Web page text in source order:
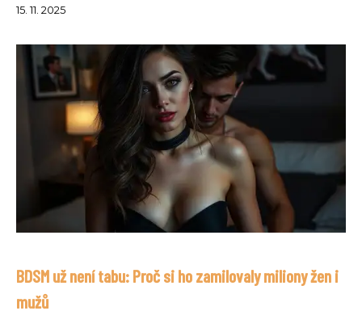
15. 11. 2025
BDSM už není tabu: Proč si ho zamilovaly miliony žen i
mužů